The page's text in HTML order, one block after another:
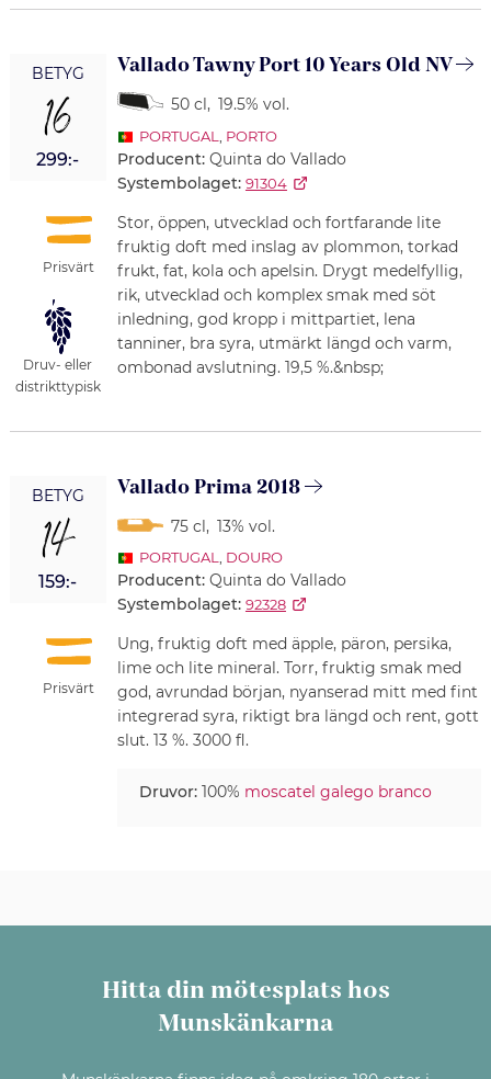
BETYG
16
299:-
Prisvärt
Druv- eller
distrikttypisk
Vallado Tawny Port 10 Years Old NV
50 cl, 19.5% vol.
PORTUGAL PORTO
Producent: Quinta do Vallado
Systembolaget: 91304
Stor, öppen, utvecklad och fortfarande lite
fruktig doft med inslag av plommon, torkad
frukt, fat, kola och apelsin. Drygt medelfyllig,
rik, utvecklad och komplex smak med söt
inledning, god kropp i mittpartiet, lena
tanniner, bra syra, utmärkt längd och varm,
ombonad avslutning. 19,5 %.&nbsp;
BETYG
14
159:-
Prisvärt
Vallado Prima 2018
75 cl, 13% vol.
PORTUGAL DOURO
Producent: Quinta do Vallado
Systembolaget: 92328
Ung, fruktig doft med äpple, päron, persika,
lime och lite mineral. Torr, fruktig smak med
god, avrundad början, nyanserad mitt med fint
integrerad syra, riktigt bra längd och rent, gott
slut. 13 %. 3000 fl.
Druvor:100% moscatel galego branco
Hitta din mötesplats hos
Munskänkarna